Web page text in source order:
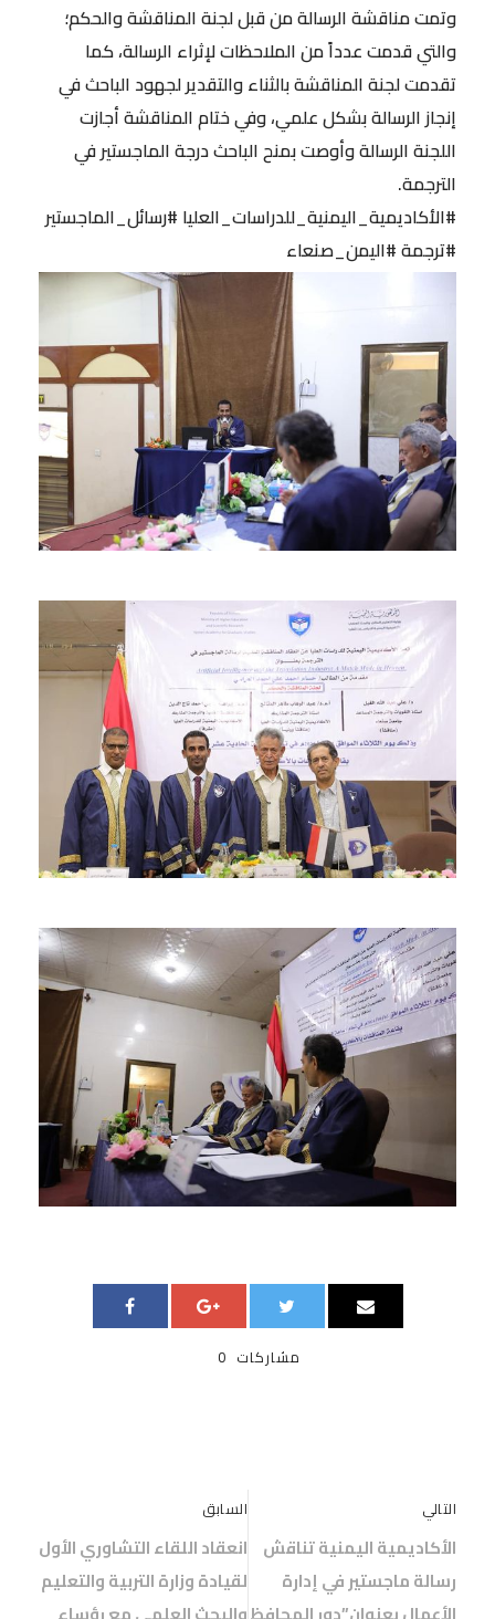
وتمت مناقشة الرسالة من قبل لجنة المناقشة والحكم؛
والتي قدمت عدداً من الملاحظات لإثراء الرسالة، كما
تقدمت لجنة المناقشة بالثناء والتقدير لجهود الباحث في
إنجاز الرسالة بشكل علمي، وفي ختام المناقشة أجازت
اللجنة الرسالة وأوصت بمنح الباحث درجة الماجستير في
الترجمة.
#الأكاديمية_اليمنية_للدراسات_العليا #رسائل_الماجستير
#ترجمة #اليمن_صنعاء
0 مشاركات
السابق
انعقاد اللقاء التشاوري الأول
لقيادة وزارة التربية والتعليم
التالي
الأكاديمية اليمنية تناقش
رسالة ماجستير في إدارة